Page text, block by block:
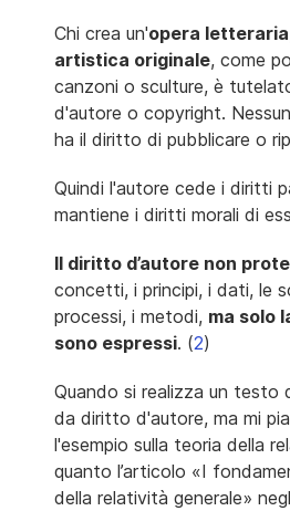
Chi crea un'opera
artistica originale, come
canzoni o sculture, è
d'autore o copyright.
ha il diritto di pubblicare o
Quindi l'autore cede i diritti
mantiene i diritti morali di
Il diritto d’autore non
concetti, i principi, i dati, le
processi, i metodi, ma solo
sono espressi. (2)
Quando si realizza un testo
da diritto d'autore, ma mi
l'esempio sulla teoria della
quanto l’articolo «I
della relatività generale»